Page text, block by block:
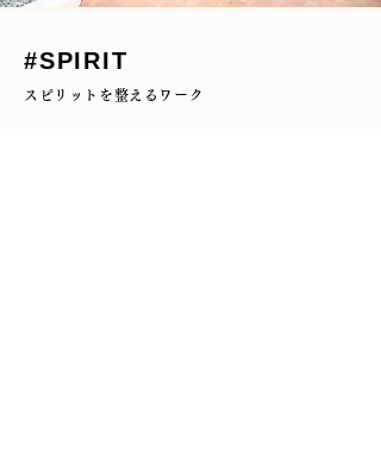
​#SPIRIT
スピリットを整えるワーク